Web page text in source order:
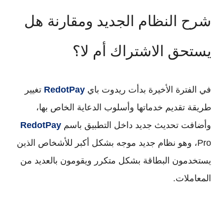
شرح النظام الجديد ومقارنة هل
يستحق الاشتراك أم لا؟
في الفترة الأخيرة بدأت ريدوت باي RedotPay تغيير
طريقة تقديم خدماتها وأسلوب الدعاية الخاص بها،
وأضافت تحديث جديد داخل التطبيق باسم RedotPay
Pro، وهو نظام جديد موجه بشكل أكبر للأشخاص الذين
يستخدمون البطاقة بشكل متكرر ويقومون بالعديد من
المعاملات.